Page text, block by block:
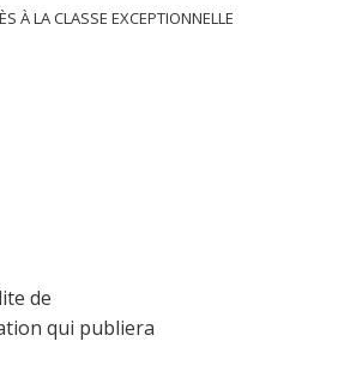
À LA CLASSE EXCEPTIONNELLE
de
qui publiera